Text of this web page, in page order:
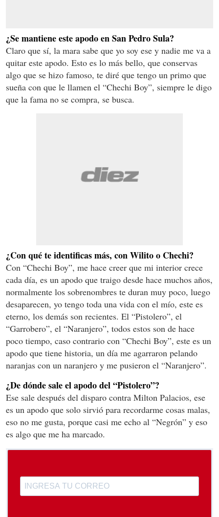
¿Se mantiene este apodo en San Pedro Sula?
Claro que sí, la mara sabe que yo soy ese y nadie me va a
quitar este apodo. Esto es lo más bello, que conservas
algo que se hizo famoso, te diré que tengo un primo que
sueña con que le llamen el “Chechi Boy”, siempre le digo
que la fama no se compra, se busca.
¿Con qué te identificas más, con Wilito o Chechi?
Con “Chechi Boy”, me hace creer que mi interior crece
cada día, es un apodo que traigo desde hace muchos años,
normalmente los sobrenombres te duran muy poco, luego
desaparecen, yo tengo toda una vida con el mío, este es
eterno, los demás son recientes. El “Pistolero”, el
“Garrobero”, el “Naranjero”, todos estos son de hace
poco tiempo, caso contrario con “Chechi Boy”, este es un
apodo que tiene historia, un día me agarraron pelando
naranjas con un naranjero y me pusieron el “Naranjero”.
¿De dónde sale el apodo del “Pistolero”?
Ese sale después del disparo contra Milton Palacios, ese
es un apodo que solo sirvió para recordarme cosas malas,
eso no me gusta, porque casi me echo al “Negrón” y eso
es algo que me ha marcado.